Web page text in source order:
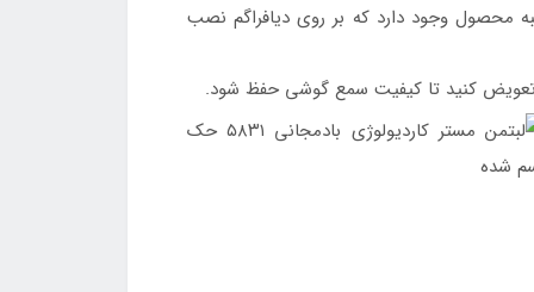
جعبه محصول وجود دارد که بر روی دیافراگم نصب